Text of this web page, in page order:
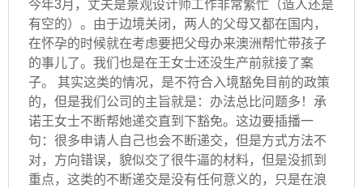
今年3月，丈夫是景观设计师工作非常繁忙（造人还是
有空的）。由于边境关闭，两人的父母又都在国内，
在怀孕的时候就在考虑要把父母办来澳洲帮忙带孩子
的事儿了。我们也是在王女士还没生产前就接了案
子。 其实这类的情况，是不符合入境豁免目前的政策
的，但是我们公司的主旨就是：办法总比问题多！承
诺王女士不断帮她递交直到下豁免。这边要插播一
句：很多申请人自己也会不断递交，但是方式方法不
对，方向错误，貌似交了很牛逼的材料，但是没抓到
重点，这类的不断递交是没有任何意义的，只是在浪